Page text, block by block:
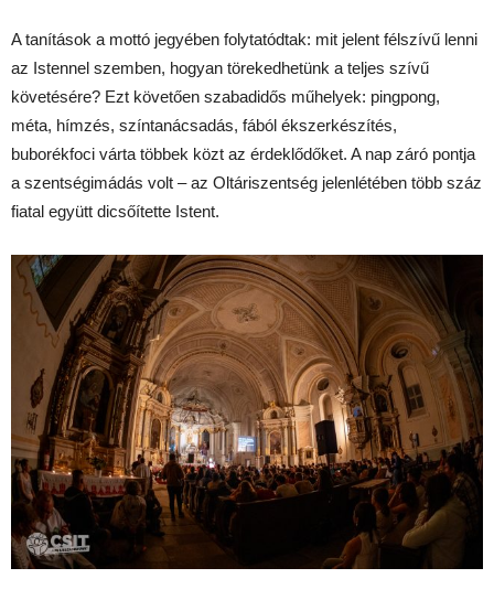
A tanítások a mottó jegyében folytatódtak: mit jelent félszívű lenni
az Istennel szemben, hogyan törekedhetünk a teljes szívű
követésére? Ezt követően szabadidős műhelyek: pingpong,
méta, hímzés, színtanácsadás, fából ékszerkészítés,
buborékfoci várta többek közt az érdeklődőket. A nap záró pontja
a szentségimádás volt – az Oltáriszentség jelenlétében több száz
fiatal együtt dicsőítette Istent.